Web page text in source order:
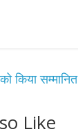
किया सम्मानित
Like